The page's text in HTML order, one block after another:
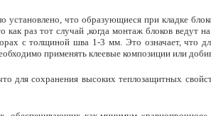
установлено, что образующиеся при кладке
раз тот случай ,когда монтаж блоков ведут
с толщиной шва 1-3 мм. Это означает, что
применять клеевые композиции или
для сохранения высоких теплозащитных